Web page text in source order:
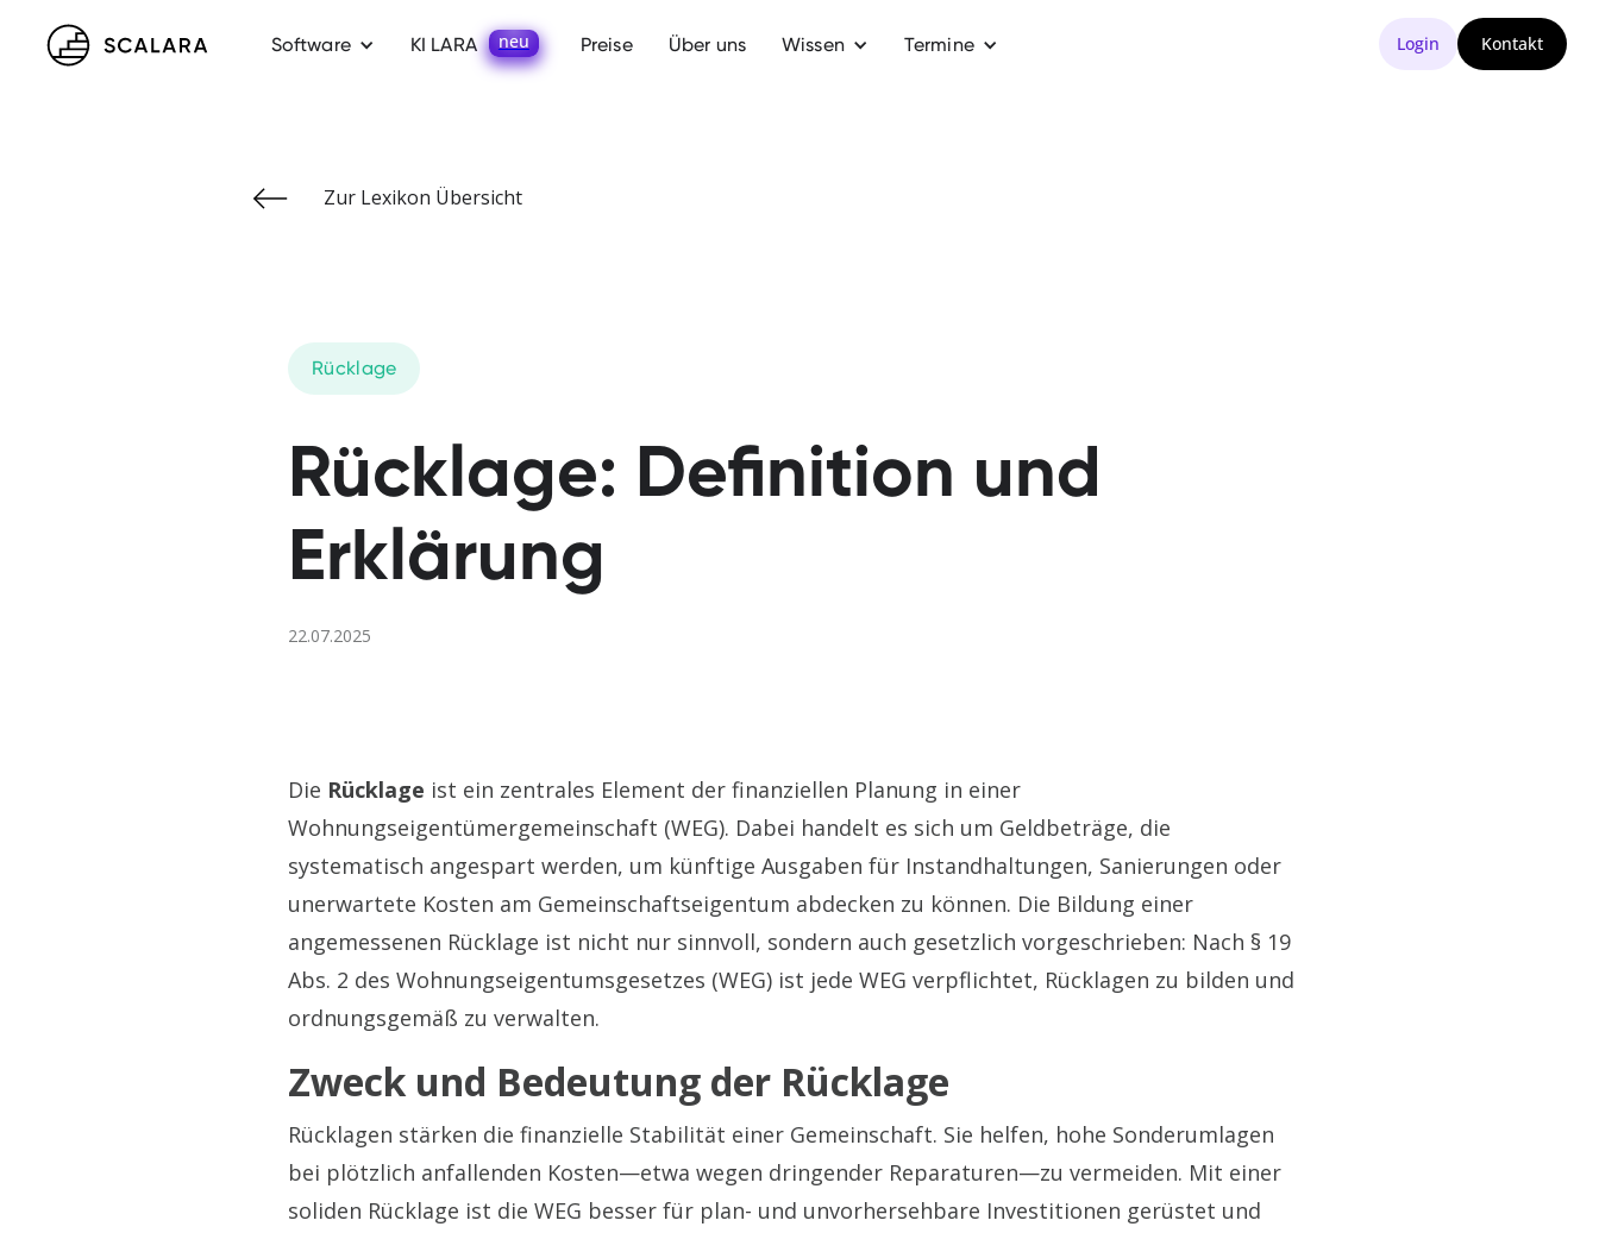
Software KI LARA neu Preise Über uns Wissen Termine Login Kontakt
Zur Lexikon Übersicht
Rücklage
Rücklage: Definition und
Erklärung
22.07.2025
Die Rücklage ist ein zentrales Element der finanziellen Planung in einer
Wohnungseigentümergemeinschaft (WEG). Dabei handelt es sich um Geldbeträge, die
systematisch angespart werden, um künftige Ausgaben für Instandhaltungen, Sanierungen oder
unerwartete Kosten am Gemeinschaftseigentum abdecken zu können. Die Bildung einer
angemessenen Rücklage ist nicht nur sinnvoll, sondern auch gesetzlich vorgeschrieben: Nach § 19
Abs. 2 des Wohnungseigentumsgesetzes (WEG) ist jede WEG verpflichtet, Rücklagen zu bilden und
ordnungsgemäß zu verwalten.
Zweck und Bedeutung der Rücklage
Rücklagen stärken die finanzielle Stabilität einer Gemeinschaft. Sie helfen, hohe Sonderumlagen
bei plötzlich anfallenden Kosten—etwa wegen dringender Reparaturen—zu vermeiden. Mit einer
soliden Rücklage ist die WEG besser für plan- und unvorhersehbare Investitionen gerüstet und